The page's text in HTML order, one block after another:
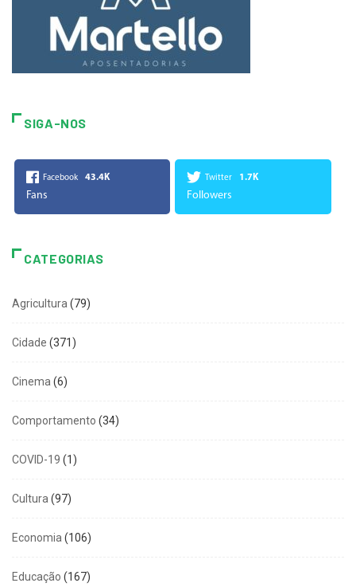
SIGA-NOS
Facebook 43.4K
Fans
Twitter 1.7K
Followers
CATEGORIAS
Agricultura (79)
Cidade (371)
Cinema (6)
Comportamento (34)
COVID-19 (1)
Cultura (97)
Economia (106)
Educação (167)